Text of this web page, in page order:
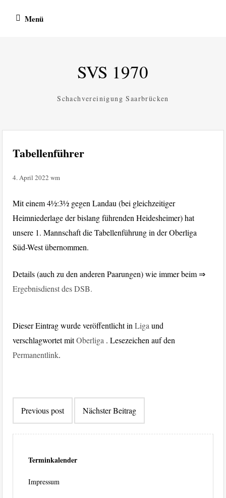
Inhalt Menü
SVS 1970
Schachvereinigung Saarbrücken
Tabellenführer
4. April 2022 wm
Mit einem 4½:3½ gegen Landau (bei gleichzeitiger
Heimniederlage der bislang führenden Heidesheimer) hat
unsere 1. Mannschaft die Tabellenführung in der Oberliga
Süd-West übernommen.
Details (auch zu den anderen Paarungen) wie immer beim ⇒
Ergebnisdienst des DSB.
Dieser Eintrag wurde veröffentlicht inLiga und
verschlagwortet mitOberliga . Lesezeichen auf den
Permanentlink.
Previous post Nächster Beitrag
Terminkalender
Impressum